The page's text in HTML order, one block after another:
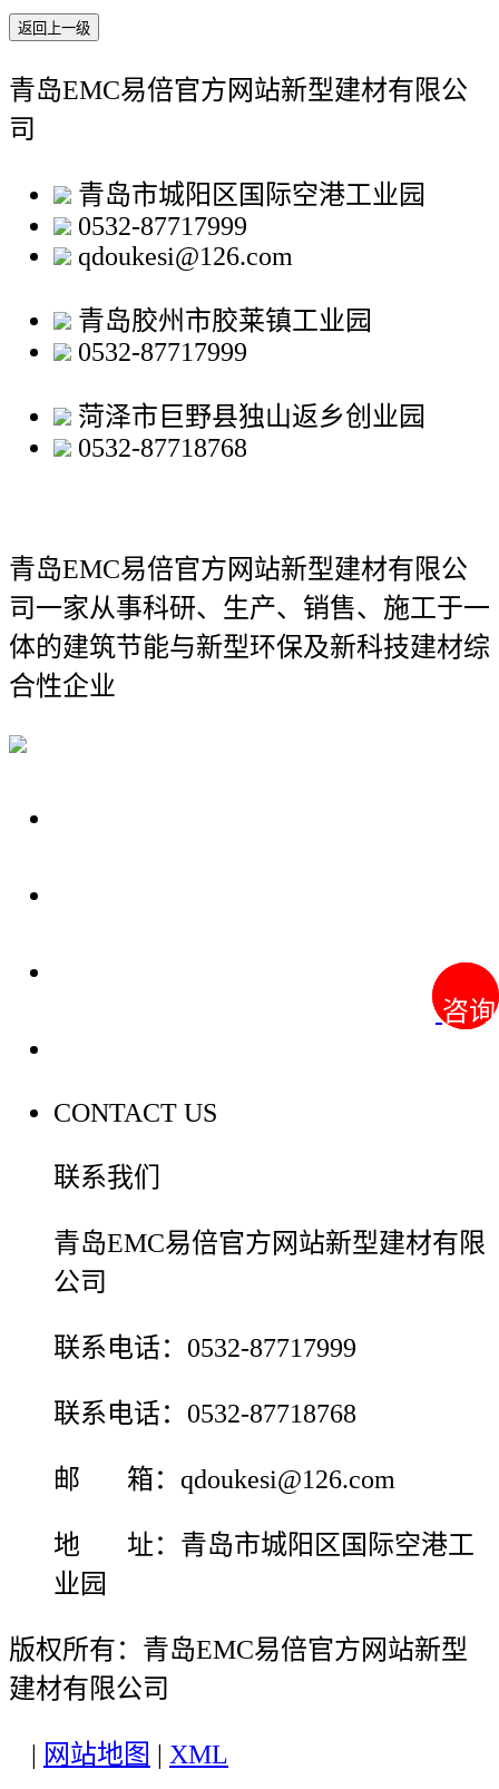
咨询
咨询
返回上一级
青岛EMC易倍官方网站新型建材有限公
司
青岛市城阳区国际空港工业园
0532-87717999
qdoukesi@126.com
青岛胶州市胶莱镇工业园
0532-87717999
菏泽市巨野县独山返乡创业园
0532-87718768
青岛EMC易倍官方网站新型建材有限公
司一家从事科研、生产、销售、施工于一
体的建筑节能与新型环保及新科技建材综
合性企业
CONTACT US
联系我们
青岛EMC易倍官方网站新型建材有限
公司
联系电话：0532-87717999
联系电话：0532-87718768
邮 箱：qdoukesi@126.com
地 址：青岛市城阳区国际空港工
业园
版权所有：青岛EMC易倍官方网站新型
建材有限公司
网站地图 XML